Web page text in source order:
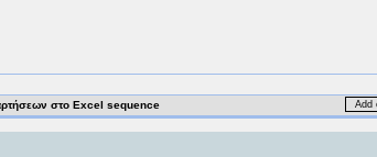
στο Excel sequence
Add